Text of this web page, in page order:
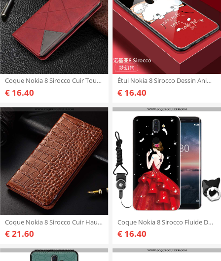
Coque Nokia 8 Sirocco Cuir Tout Compris, Housse Nokia 8 Sirocco Protection Automatique Rouge
€ 16.40
Étui Nokia 8 Sirocco Dessin Animé Coque Amoureux, Nokia 8 Sirocco Charmant Tout Compris Rouge
€ 16.40
Coque Nokia 8 Sirocco Cuir Haute Marron, Housse Nokia 8 Sirocco Fluide Doux Protection Véritable Mar
€ 21.60
Coque Nokia 8 Sirocco Fluide Doux Étui Noir, Housse Nokia 8 Sirocco Silicone Membrane Noir
€ 16.40